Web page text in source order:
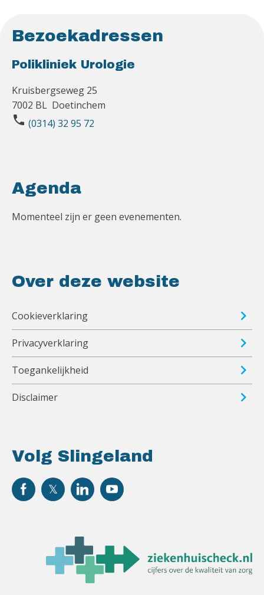
Bezoekadressen
Polikliniek Urologie
Kruisbergseweg 25
7002 BL Doetinchem
phone (0314) 32 95 72
Volg Slingeland
Agenda
Momenteel zijn er geen evenementen.
Over deze website
Cookieverklaring
Privacyverklaring
Toegankelijkheid
Disclaimer